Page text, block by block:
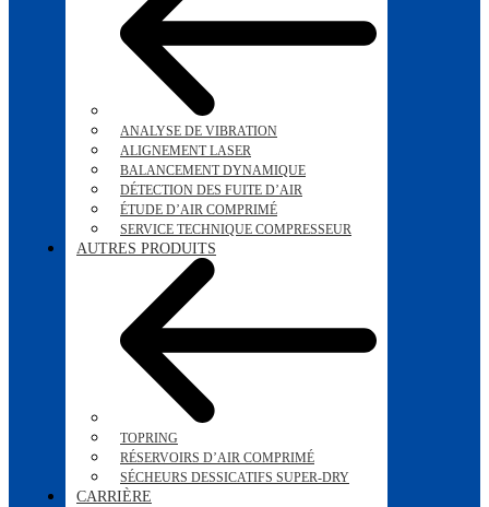
ANALYSE DE VIBRATION
ALIGNEMENT LASER
BALANCEMENT DYNAMIQUE
DÉTECTION DES FUITE D’AIR
ÉTUDE D’AIR COMPRIMÉ
SERVICE TECHNIQUE COMPRESSEUR
AUTRES PRODUITS
TOPRING
RÉSERVOIRS D’AIR COMPRIMÉ
SÉCHEURS DESSICATIFS SUPER-DRY
CARRIÈRE